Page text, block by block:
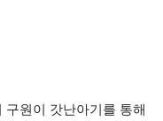
원이 갓난아기를 통해